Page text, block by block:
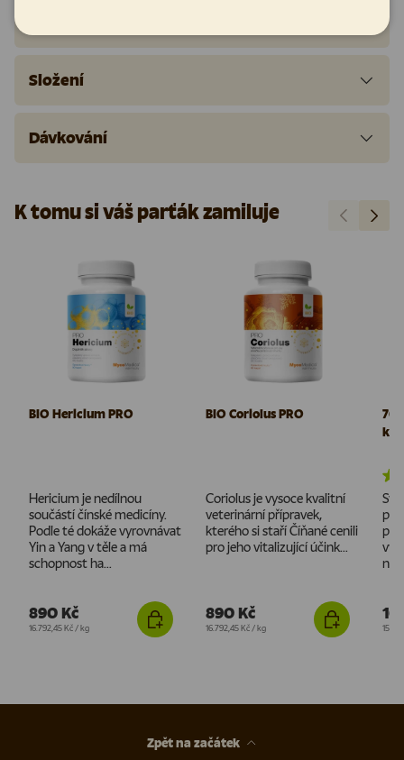
Složení
Dávkování
K tomu si váš parťák zamiluje Předchozí
Další
BIO Hericium PRO
Hericium je nedílnou
součástí čínské medicíny.
Podle té dokáže vyrovnávat
Yin a Yang v těle a má
schopnost ha...
890 Kč
Cena za jednotku
16.792,45 Kč/kg
BIO Coriolus PRO
Coriolus je vysoce kvalitní
veterinární přípravek,
kterého si staří Číňané cenili
pro jeho vitalizující účink...
890 Kč
Cena za jednotku
16.792,45 Kč/kg
pro
Cena
150
Zpět na začátek